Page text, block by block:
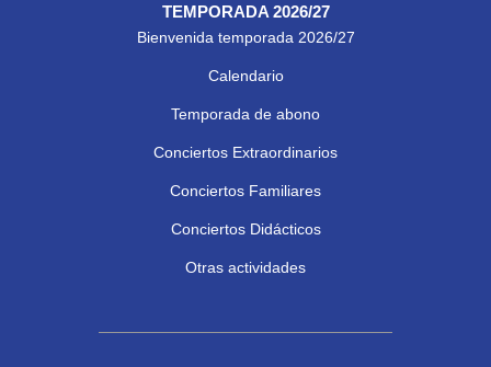
TEMPORADA 2026/27
Bienvenida temporada 2026/27
Calendario
Temporada de abono
Conciertos Extraordinarios
Conciertos Familiares
Conciertos Didácticos
Otras actividades